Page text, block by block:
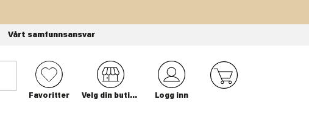
Vårt samfunnsansvar
0
Favoritter Velg din butikk Logg inn